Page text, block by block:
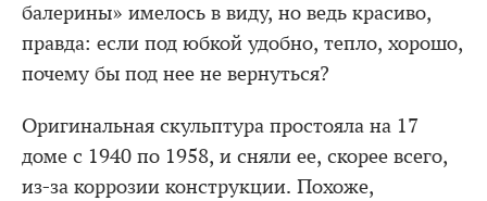
балерины» имелось в виду, но ведь красиво,
правда: если под юбкой удобно, тепло, хорошо,
почему бы под нее не вернуться?
Оригинальная скульптура простояла на 17
доме с 1940 по 1958, и сняли ее, скорее всего,
из-за коррозии конструкции. Похоже,